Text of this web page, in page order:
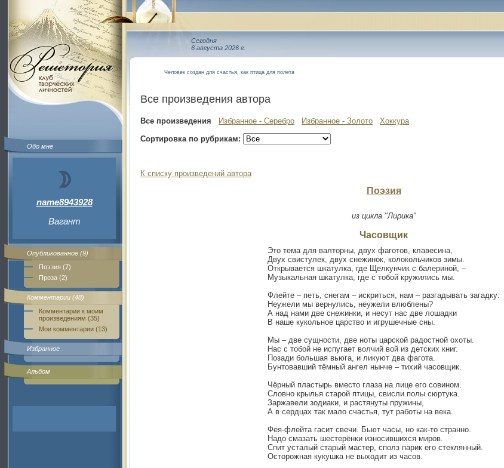
Обо мне
name8943928
Вагант
Опубликованное (9)
Поэзия (7)
Проза (2)
Комментарии (48)
Комментарии к моим
произведениям (35)
Мои комментарии (13)
Избранное
Альбом
Сегодня
6 августа 2026 г.
Человек создан для счастья, как птица для полета
Все произведения автора
Все произведения Избранное - Серебро Избранное - Золото
Хоккура
Сортировка по рубрикам:
К списку произведений автора
Поэзия
из цикла "Лирика"
Часовщик
Это тема для валторны, двух фаготов, клавесина,
Двух свистулек, двух снежинок, колокольчиков зимы.
Открывается шкатулка, где Щелкунчик с балериной, –
Музыкальная шкатулка, где с тобой кружились мы.
Флейте – петь, снегам – искриться, нам – разгадывать загадку:
Неужели мы вернулись, неужели влюблены?
А над нами две снежинки, и несут нас две лошадки
В наше кукольное царство и игрушечные сны.
Мы – две сущности, две ноты царской радостной охоты.
Нас с тобой не испугает волчий вой из детских книг.
Позади большая вьюга, и ликуют два фагота.
Бунтовавший тёмный ангел нынче – тихий часовщик.
Чёрный пластырь вместо глаза на лице его совином.
Словно крылья старой птицы, свисли полы сюртука.
Заржавели зодиаки, и растянуты пружины,
А в сердцах так мало счастья, тут работы на века.
Фея-флейта гасит свечи. Бьют часы, но как-то странно.
Надо смазать шестерёнки износившихся миров.
Спит усталый старый мастер, сполз парик его стеклянный.
Осторожная кукушка не выходит из часов.